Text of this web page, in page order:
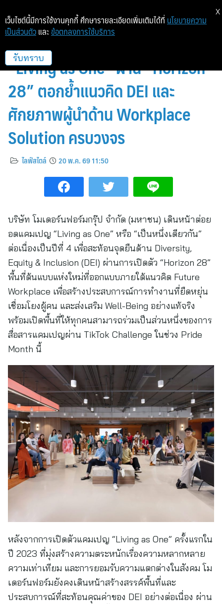
โมเดอร์นฟอร์มต่อยอดแคมเปญ
“Living as One” ผ่าน “Horizon
28” ตอกย้ำแนวคิด DEI และ
ศักยภาพผู้นำด้าน Workplace
Solution ครบวงจร
ไลฟ์สไตล์ 20 พ.ค. 69 11:50
บริษัท โมเดอร์นฟอร์มกรุ๊ป จำกัด (มหาชน) เดินหน้าต่อย
อดแคมเปญ “Living as One” หรือ “เป็นหนึ่งเดียวกัน”
ต่อเนื่องเป็นปีที่ 4 เพื่อสะท้อนจุดยืนด้าน Diversity,
Equity & Inclusion (DEI) ผ่านการเปิดตัว “Horizon 28”
พื้นที่ต้นแบบแห่งใหม่ที่ออกแบบภายใต้แนวคิด Future
Workplace เพื่อสร้างประสบการณ์การทำงานที่ยืดหยุ่น
เชื่อมโยงผู้คน และส่งเสริม Well-Being อย่างแท้จริง
พร้อมเปิดพื้นที่ให้ทุกคนสามารถร่วมเป็นส่วนหนึ่งของการ
สื่อสารแคมเปญผ่าน TikTok Challenge ในช่วง Pride
Month นี้
หลังจากการเปิดตัวแคมเปญ “Living as One” ครั้งแรกใน
ปี 2023 ที่มุ่งสร้างความตระหนักเรื่องความหลากหลาย
ความเท่าเทียม และการยอมรับความแตกต่างในสังคม โม
เดอร์นฟอร์มยังคงเดินหน้าสร้างสรรค์พื้นที่และ
ประสบการณ์ที่สะท้อนคุณค่าของ DEI อย่างต่อเนื่อง ผ่าน
เว็บไซต์นี้มีการใช้งานคุกกี้ ศึกษารายละเอียดเพิ่มเติมได้ที่ นโยบายความ
เป็นส่วนตัว และ ข้อตกลงการใช้บริการ
รับทราบ
X